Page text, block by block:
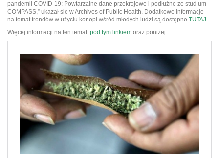
pandemii COVID-19: Powtarzalne dane przekrojowe i podłużne ze studium
COMPASS,” ukazał się w Archives of Public Health. Dodatkowe informacje
na temat trendów w użyciu konopi wśród młodych ludzi są dostępne TUTAJ
Więcej informacji na ten temat: pod tym linkiem oraz poniżej